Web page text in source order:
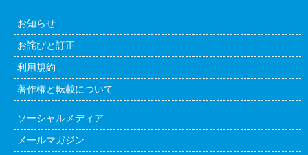
お知らせ
お詫びと訂正
利用規約
著作権と転載について
ソーシャルメディア
メールマガジン